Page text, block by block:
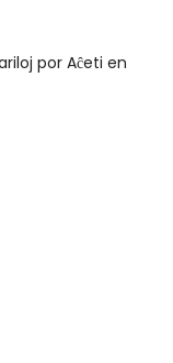
por Aĉeti en